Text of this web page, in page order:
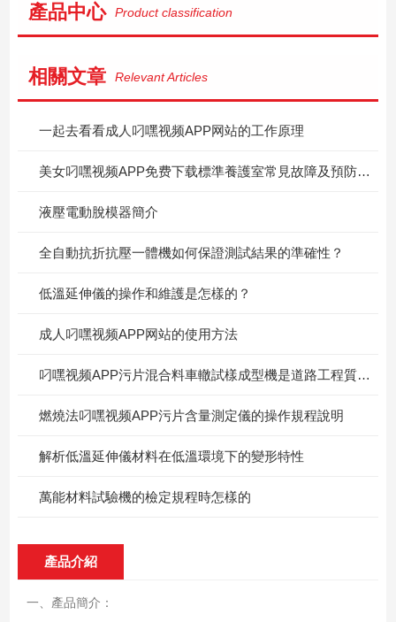
產品中心 Product classification
相關文章 Relevant Articles
一起去看看成人叼嘿视频APP网站的工作原理
美女叼嘿视频APP免费下载標準養護室常見故障及預防措施
液壓電動脫模器簡介
全自動抗折抗壓一體機如何保證測試結果的準確性？
低溫延伸儀的操作和維護是怎樣的？
成人叼嘿视频APP网站的使用方法
叼嘿视频APP污片混合料車轍試樣成型機是道路工程質量的守護者
燃燒法叼嘿视频APP污片含量測定儀的操作規程說明
解析低溫延伸儀材料在低溫環境下的變形特性
萬能材料試驗機的檢定規程時怎樣的
產品介紹
一、產品簡介：